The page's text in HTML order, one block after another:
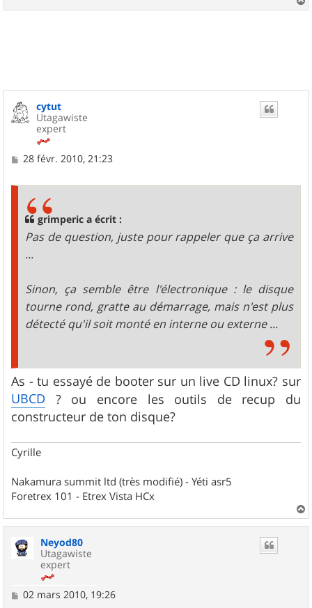
e
a
cytut
Utagawiste
expert
M
28 févr. 2010, 21:23
grimperic a écrit :
Pas de question, juste pour rappeler que ça arrive
...
Sinon, ça semble être l'électronique : le disque
tourne rond, gratte au démarrage, mais n'est plus
détecté qu'il soit monté en interne ou externe ...
As - tu essayé de booter sur un live CD linux? sur
UBCD ? ou encore les outils de recup du
constructeur de ton disque?
Cyrille
Nakamura summit ltd (très modifié) - Yéti asr5
Foretrex 101 - Etrex Vista HCx
a
Neyod80
Utagawiste
expert
M
02 mars 2010, 19:26